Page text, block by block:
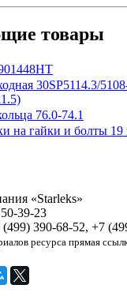
товары
30SP5114.3/
76.0-74.1
на гайки и болты
«Starleks»
39-23
390-68-52, +7
ресурса прямая